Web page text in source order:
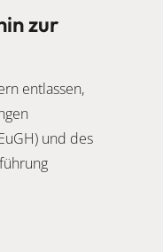
zur
entlassen,
und des